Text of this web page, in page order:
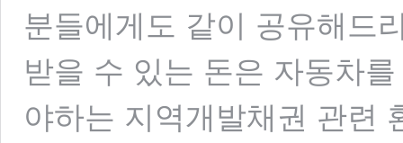
분들에게도 같이 공유해드
받을 수 있는 돈은 자동차
야하는 지역개발채권 관련